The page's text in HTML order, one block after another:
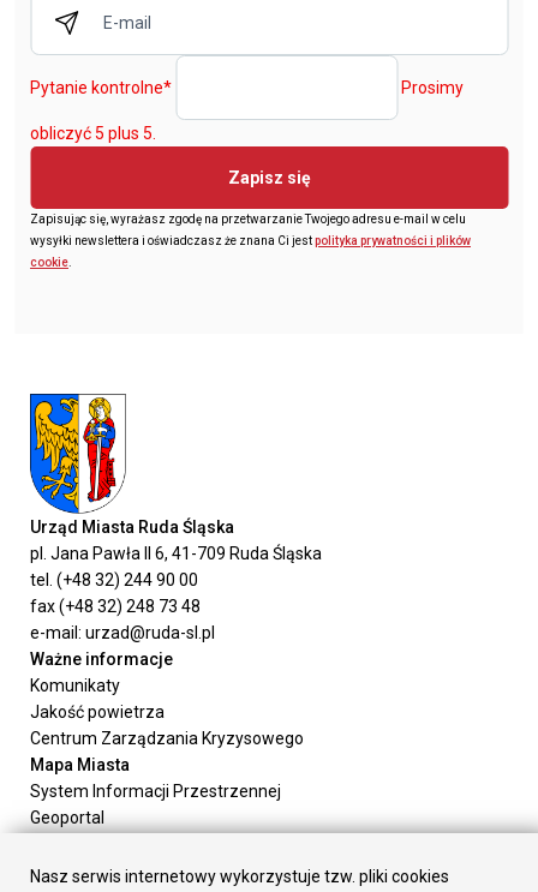
Pytanie kontrolne* Prosimy
obliczyć 5 plus 5.
Zapisz się
Zapisując się, wyrażasz zgodę na przetwarzanie Twojego adresu e-mail w celu
wysyłki newslettera i oświadczasz że znana Ci jestpolityka prywatności i plików
cookie.
Urząd Miasta Ruda Śląska
pl. Jana Pawła II 6, 41-709 Ruda Śląska
tel. (+48 32) 244 90 00
fax (+48 32) 248 73 48
e-mail: urzad@ruda-sl.pl
Ważne informacje
Komunikaty
Jakość powietrza
Centrum Zarządzania Kryzysowego
Mapa Miasta
System Informacji Przestrzennej
Geoportal
Załatw sprawę
Nasz serwis internetowy wykorzystuje tzw. pliki cookies